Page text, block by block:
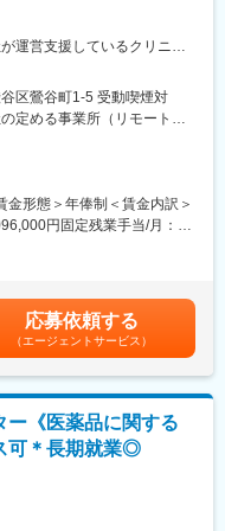
いをしてきました。
た子会社である
を設立、また同年9月にはク
まらず幅広い歯科の領域で
ております。
運営支援しているクリニッ
行
。
や大手脱毛クリニックの立
と、業界で名前の知られる
組み「矯正を通じて笑顔に
て生まれたブランドです。
のイメージを変え、多くの
区鶯谷町1-5 受動喫煙対
定める事業所（リモートワ
金形態＞年俸制＜賃金内訳＞
円固定残業手当/月：
考を通じて上下する可能性
含めた表記です。
応募依頼する
（エージェントサービス）
ー《医薬品に関する
可＊長期就業◎